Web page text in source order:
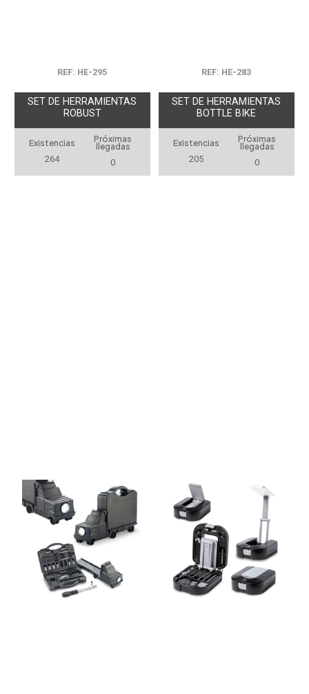
REF: HE-295
SET DE HERRAMIENTAS
ROBUST
Existencias
264
Próximas
llegadas
0
REF: HE-283
SET DE HERRAMIENTAS
BOTTLE BIKE
Existencias
205
Próximas
llegadas
0